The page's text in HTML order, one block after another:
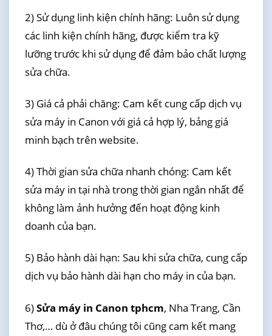
2) Sử dụng linh kiện chính hãng: Luôn sử dụng
các linh kiện chính hãng, được kiểm tra kỹ
lưỡng trước khi sử dụng để đảm bảo chất lượng
sửa chữa.
3) Giá cả phải chăng: Cam kết cung cấp dịch vụ
sửa máy in Canon với giá cả hợp lý, bảng giá
minh bạch trên website.
4) Thời gian sửa chữa nhanh chóng: Cam kết
sửa máy in tại nhà trong thời gian ngắn nhất để
không làm ảnh hưởng đến hoạt động kinh
doanh của bạn.
5) Bảo hành dài hạn: Sau khi sửa chữa, cung cấp
dịch vụ bảo hành dài hạn cho máy in của bạn.
6)Sửa máy in Canon tphcm, Nha Trang, Cần
Thơ,… dù ở đâu chúng tôi cũng cam kết mang